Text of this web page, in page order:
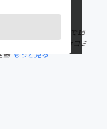
兵庫区在住。 これまで15
・天津では日本人向けコミ
画 もっと見る